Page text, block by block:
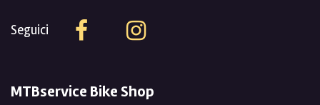
Seguici
MTBservice Bike Shop